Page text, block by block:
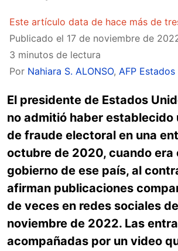
Este artículo data de hace más de
Publicado el 17 de noviembre de
3 minutos de lectura
Por Nahiara S. ALONSO, AFP
El presidente de Estados
no admitió haber establecido
de fraude electoral en una
octubre de 2020, cuando era
gobierno de ese país, al
afirman publicaciones
de veces en redes sociales
noviembre de 2022. Las
acompañadas por un video